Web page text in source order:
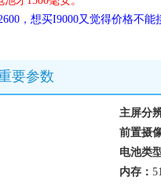
，想买I9000又觉得价格不
要参数
主屏分
前置摄
电池类
内存：